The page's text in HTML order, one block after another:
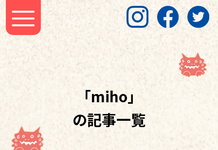
「miho」
の記事一覧